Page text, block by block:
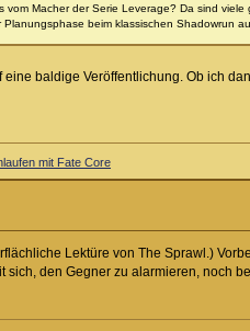
Macher der Serie Leverage? Da sind
beim klassischen Shadowrun
baldige Veröffentlichung. Ob ich
mit Fate Core
Lektüre von The Sprawl.)
den Gegner zu alarmieren, noch